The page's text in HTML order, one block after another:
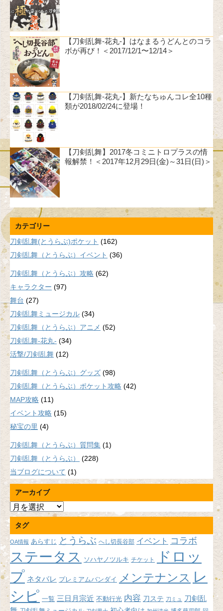
【刀剣乱舞-花丸-】はなまるうどんとのコラ
ボが再び！＜2017/12/1〜12/14＞
【刀剣乱舞-花丸-】新たなちゅんコレ全10種
類が2018/02/24に登場！
【刀剣乱舞】2017冬コミニトロプラスの情
報解禁！＜2017年12月29日(金)～31日(日)＞
カテゴリー
刀剣乱舞(とうらぶ)ポケット (162)
刀剣乱舞（とうらぶ）イベント (36)
刀剣乱舞（とうらぶ）攻略 (62)
キャラクター (97)
舞台 (27)
刀剣乱舞ミュージカル (34)
刀剣乱舞（とうらぶ）アニメ (52)
刀剣乱舞-花丸- (34)
活撃/刀剣乱舞 (12)
刀剣乱舞（とうらぶ）グッズ (98)
刀剣乱舞（とうらぶ）ポケット攻略 (42)
MAP攻略 (11)
イベント攻略 (15)
秘宝の里 (4)
刀剣乱舞（とうらぶ）質問集 (1)
刀剣乱舞（とうらぶ）
(228)
当ブログについて (1)
アーカイブ
ア
ー
カ
イ
ブ
タグ
OA情報 あらすじ とうらぶ へし切長谷部 イベント コラボ
ステータス ソハヤノツルキ チケット
ドロッ
プ ネタバレ プレミアムバンダイ メンテナンス レ
シピ 一覧 三日月宗近 不動行光 内容 刀ステ 刀ミュ
刀剣乱